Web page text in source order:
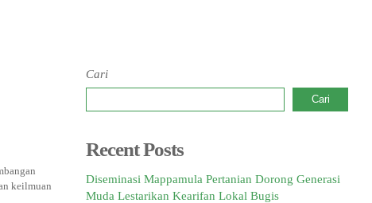
keilmuan
Cari
Cari
Recent Posts
Diseminasi Mappamula Pertanian Dorong Generasi
Muda Lestarikan Kearifan Lokal Bugis